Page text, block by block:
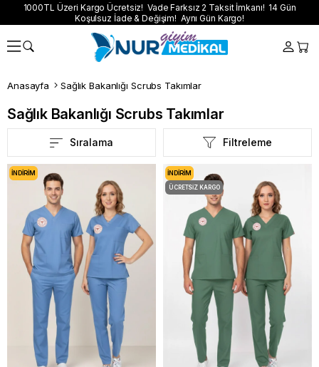
1000TL Üzeri Kargo Ücretsiz! Vade Farksız 2 Taksit İmkanı! 14 Gün
Koşulsuz İade & Değişim! Aynı Gün Kargo!
Anasayfa Sağlık Bakanlığı Scrubs Takımlar
Sağlık Bakanlığı Scrubs Takımlar
Filtreleme
Sıralama
İNDIRIM İNDIRIM
ÜCRETSIZ KARGO